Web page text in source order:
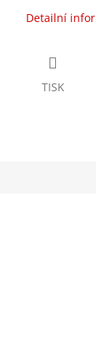
Detailní
TISK